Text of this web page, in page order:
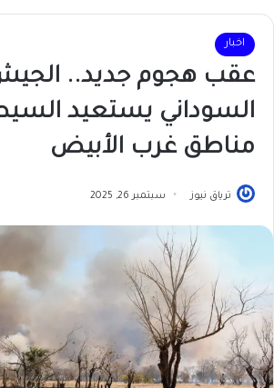
اخبار
عقب هجوم جديد..
السوداني يستعيد
مناطق غرب الأبيض
ترياق نيوز سبتمبر 26, 2025